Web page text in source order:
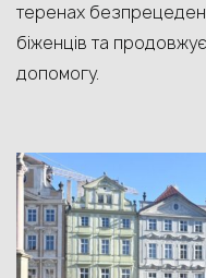
теренах
біженців та
допомогу.